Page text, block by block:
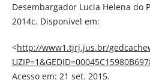
Desembargador Lucia Helena do
2014c. Disponível em:
<http://www1.tjrj.jus.br/
Acesso em: 21 set. 2015.